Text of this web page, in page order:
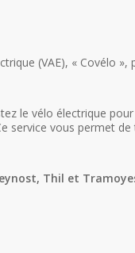
(VAE), « Covélo »,
le vélo électrique
service vous permet de
Thil et